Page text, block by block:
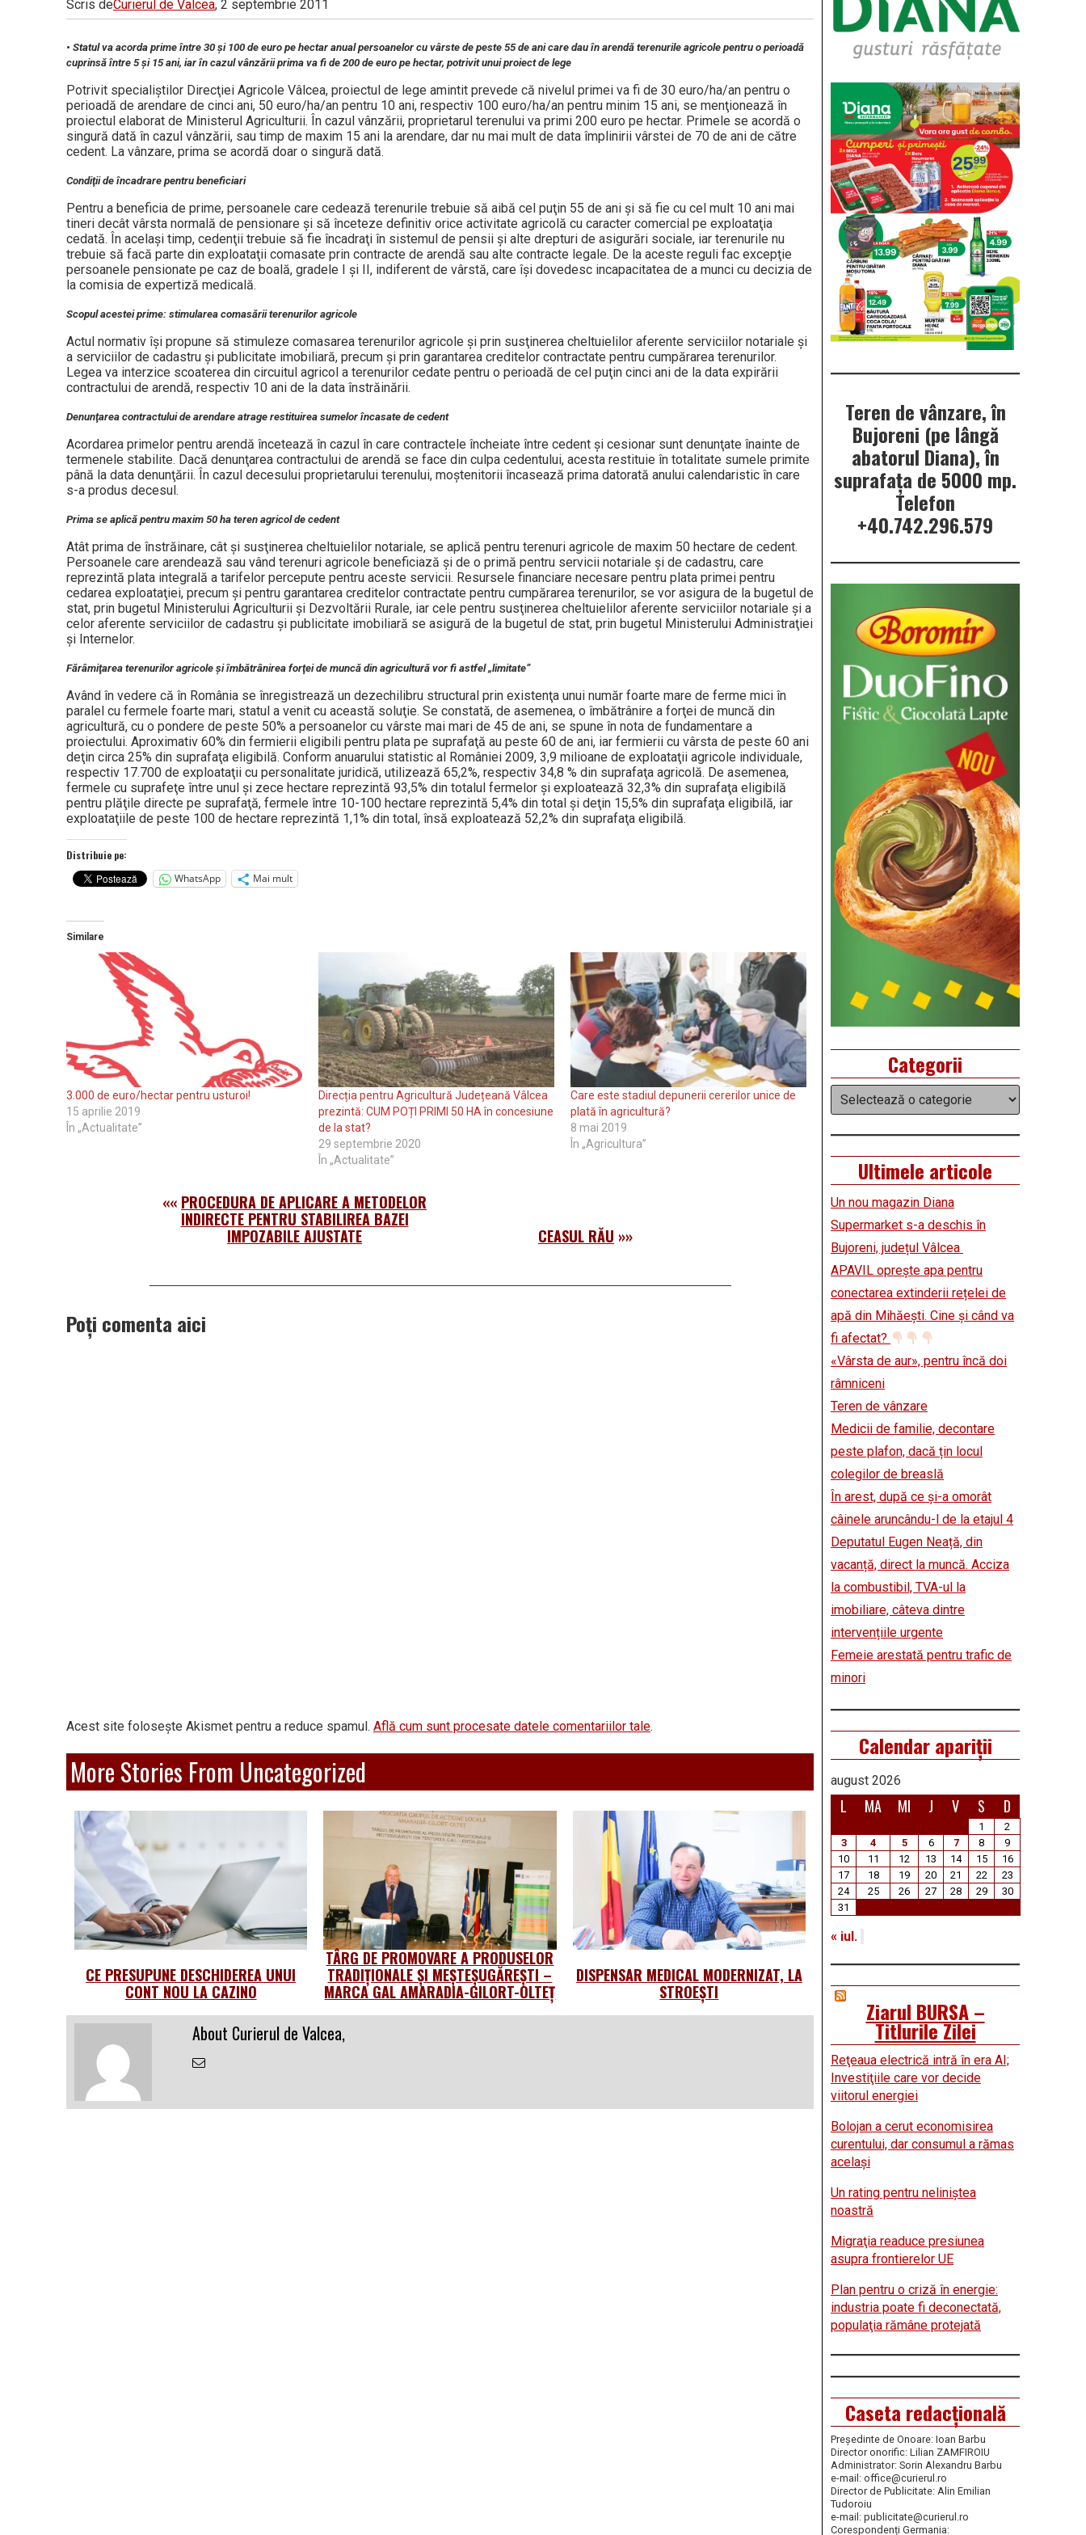
Vâlcea
Scris deCurierul de Valcea, 2 septembrie 2011
• Statul va acorda prime între 30 şi 100 de euro pe hectar anual persoanelor cu vârste de peste 55 de ani care dau în arendă terenurile agricole pentru o perioadă
cuprinsă între 5 şi 15 ani, iar în cazul vânzării prima va fi de 200 de euro pe hectar, potrivit unui proiect de lege
Potrivit specialiştilor Direcţiei Agricole Vâlcea, proiectul de lege amintit prevede că nivelul primei va fi de 30 euro/ha/an pentru o
perioadă de arendare de cinci ani, 50 euro/ha/an pentru 10 ani, respectiv 100 euro/ha/an pentru minim 15 ani, se menţionează în
proiectul elaborat de Ministerul Agriculturii. În cazul vânzării, proprietarul terenului va primi 200 euro pe hectar. Primele se acordă o
singură dată în cazul vânzării, sau timp de maxim 15 ani la arendare, dar nu mai mult de data împlinirii vârstei de 70 de ani de către
cedent. La vânzare, prima se acordă doar o singură dată.
Condiţii de încadrare pentru beneficiari
Pentru a beneficia de prime, persoanele care cedează terenurile trebuie să aibă cel puţin 55 de ani şi să fie cu cel mult 10 ani mai
tineri decât vârsta normală de pensionare şi să înceteze definitiv orice activitate agricolă cu caracter comercial pe exploataţia
cedată. În acelaşi timp, cedenţii trebuie să fie încadraţi în sistemul de pensii şi alte drepturi de asigurări sociale, iar terenurile nu
trebuie să facă parte din exploataţii comasate prin contracte de arendă sau alte contracte legale. De la aceste reguli fac excepţie
persoanele pensionate pe caz de boală, gradele I şi II, indiferent de vârstă, care îşi dovedesc incapacitatea de a munci cu decizia de
la comisia de expertiză medicală.
Scopul acestei prime: stimularea comasării terenurilor agricole
Actul normativ îşi propune să stimuleze comasarea terenurilor agricole şi prin susţinerea cheltuielilor aferente serviciilor notariale şi
a serviciilor de cadastru şi publicitate imobiliară, precum şi prin garantarea creditelor contractate pentru cumpărarea terenurilor.
Legea va interzice scoaterea din circuitul agricol a terenurilor cedate pentru o perioadă de cel puţin cinci ani de la data expirării
contractului de arendă, respectiv 10 ani de la data înstrăinării.
Denunţarea contractului de arendare atrage restituirea sumelor încasate de cedent
Acordarea primelor pentru arendă încetează în cazul în care contractele încheiate între cedent şi cesionar sunt denunţate înainte de
termenele stabilite. Dacă denunţarea contractului de arendă se face din culpa cedentului, acesta restituie în totalitate sumele primite
până la data denunţării. În cazul decesului proprietarului terenului, moştenitorii încasează prima datorată anului calendaristic în care
s-a produs decesul.
Prima se aplică pentru maxim 50 ha teren agricol de cedent
Atât prima de înstrăinare, cât şi susţinerea cheltuielilor notariale, se aplică pentru terenuri agricole de maxim 50 hectare de cedent.
Persoanele care arendează sau vând terenuri agricole beneficiază şi de o primă pentru servicii notariale şi de cadastru, care
reprezintă plata integrală a tarifelor percepute pentru aceste servicii. Resursele financiare necesare pentru plata primei pentru
cedarea exploataţiei, precum şi pentru garantarea creditelor contractate pentru cumpărarea terenurilor, se vor asigura de la bugetul de
stat, prin bugetul Ministerului Agriculturii şi Dezvoltării Rurale, iar cele pentru susţinerea cheltuielilor aferente serviciilor notariale şi a
celor aferente serviciilor de cadastru şi publicitate imobiliară se asigură de la bugetul de stat, prin bugetul Ministerului Administraţiei
şi Internelor.
Fărâmiţarea terenurilor agricole şi îmbătrânirea forţei de muncă din agricultură vor fi astfel „limitate”
Având în vedere că în România se înregistrează un dezechilibru structural prin existenţa unui număr foarte mare de ferme mici în
paralel cu fermele foarte mari, statul a venit cu această soluţie. Se constată, de asemenea, o îmbătrânire a forţei de muncă din
agricultură, cu o pondere de peste 50% a persoanelor cu vârste mai mari de 45 de ani, se spune în nota de fundamentare a
proiectului. Aproximativ 60% din fermierii eligibili pentru plata pe suprafaţă au peste 60 de ani, iar fermierii cu vârsta de peste 60 ani
deţin circa 25% din suprafaţa eligibilă. Conform anuarului statistic al României 2009, 3,9 milioane de exploataţii agricole individuale,
respectiv 17.700 de exploataţii cu personalitate juridică, utilizează 65,2%, respectiv 34,8 % din suprafaţa agricolă. De asemenea,
fermele cu suprafeţe între unul şi zece hectare reprezintă 93,5% din totalul fermelor şi exploatează 32,3% din suprafaţa eligibilă
pentru plăţile directe pe suprafaţă, fermele între 10-100 hectare reprezintă 5,4% din total şi deţin 15,5% din suprafaţa eligibilă, iar
exploataţiile de peste 100 de hectare reprezintă 1,1% din total, însă exploatează 52,2% din suprafaţa eligibilă.
Distribuie pe:
WhatsApp
Mai mult
Similare
3.000 de euro/hectar pentru usturoi!
15 aprilie 2019
În „Actualitate”
Direcția pentru Agricultură Județeană Vâlcea
prezintă: CUM POȚI PRIMI 50 HA în concesiune
de la stat?
29 septembrie 2020
În „Actualitate”
Care este stadiul depunerii cererilor unice de
plată în agricultură?
8 mai 2019
În „Agricultura”
«« PROCEDURA DE APLICARE A METODELOR
INDIRECTE PENTRU STABILIREA BAZEI
IMPOZABILE AJUSTATE
CEASUL RĂU »»
Poți comenta aici
Acest site folosește Akismet pentru a reduce spamul. Află cum sunt procesate datele comentariilor tale.
More Stories From Uncategorized
CE PRESUPUNE DESCHIDEREA UNUI
CONT NOU LA CAZINO
TÂRG DE PROMOVARE A PRODUSELOR
TRADIȚIONALE ȘI MEȘTEȘUGĂREȘTI –
MARCA GAL AMARADIA-GILORT-OLTEȚ
DISPENSAR MEDICAL MODERNIZAT, LA
STROEȘTI
About Curierul de Valcea,
Email
Teren de vânzare, în
Bujoreni (pe lângă
abatorul Diana), în
suprafața de 5000 mp.
Telefon
+40.742.296.579
Categorii
Categorii
Ultimele articole
Un nou magazin Diana
Supermarket s-a deschis în
Bujoreni, județul Vâlcea
APAVIL oprește apa pentru
conectarea extinderii rețelei de
apă din Mihăești. Cine și când va
fi afectat?
«Vârsta de aur», pentru încă doi
râmniceni
Teren de vânzare
Medicii de familie, decontare
peste plafon, dacă țin locul
colegilor de breaslă
În arest, după ce și-a omorât
câinele aruncându-l de la etajul 4
Deputatul Eugen Neață, din
vacanță, direct la muncă. Acciza
la combustibil, TVA-ul la
imobiliare, câteva dintre
intervențiile urgente
Femeie arestată pentru trafic de
minori
Calendar apariții
august 2026
L MA MI J V S D
1
2
3
4 5 6 7 8
9
10
11 12 13 14 15
16
17
18 19 20 21 22
23
24
25 26 27 28 29
30
31
« iul.
Ziarul BURSA –
Titlurile Zilei
Reţeaua electrică intră în era AI;
Investiţiile care vor decide
viitorul energiei
Bolojan a cerut economisirea
curentului, dar consumul a rămas
acelaşi
Un rating pentru neliniştea
noastră
Migraţia readuce presiunea
asupra frontierelor UE
Plan pentru o criză în energie:
industria poate fi deconectată,
populaţia rămâne protejată
Caseta redacțională
Președinte de Onoare: Ioan Barbu
Director onorific: Lilian ZAMFIROIU
Administrator: Sorin Alexandru Barbu
e-mail: office@curierul.ro
Director de Publicitate: Alin Emilian
Tudoroiu
e-mail: publicitate@curierul.ro
Corespondenți Germania: